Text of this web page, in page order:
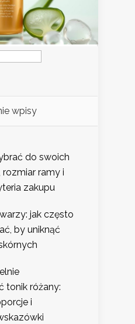
wpisy
do swoich
ramy i
zakupu
jak często
by uniknąć
tonik różany:
i